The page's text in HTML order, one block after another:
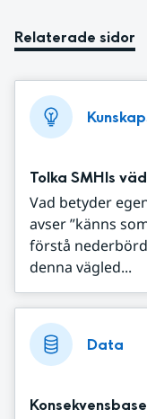
Relaterade sidor
Tolka SMHIs
Vad betyder
avser ”känns
förstå
denna vägled...
Data